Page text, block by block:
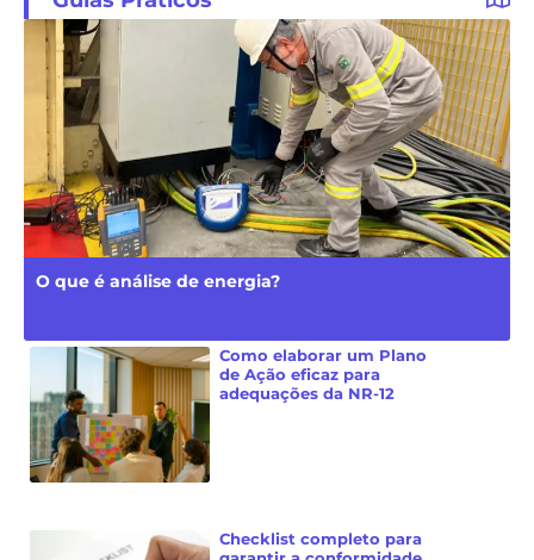
O que é análise de energia?
Como elaborar um Plano
de Ação eficaz para
adequações da NR-12
Checklist completo para